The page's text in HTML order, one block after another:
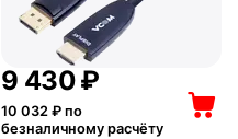
9 430₽
10 032 ₽ по
безналичному расчёту